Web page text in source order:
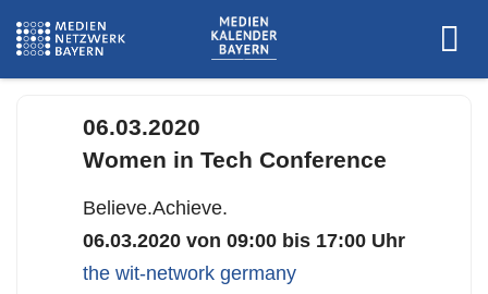
06.03.2020
Women in Tech Conference
Believe.Achieve.
06.03.2020 von 09:00 bis 17:00 Uhr
the wit-network germany